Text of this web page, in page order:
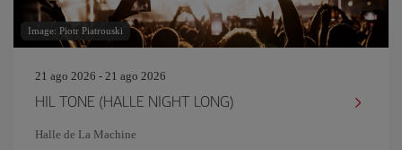
Image: Piotr Piatrouski
21 ago 2026 - 21 ago 2026
HIL TONE (HALLE NIGHT LONG)
Halle de La Machine